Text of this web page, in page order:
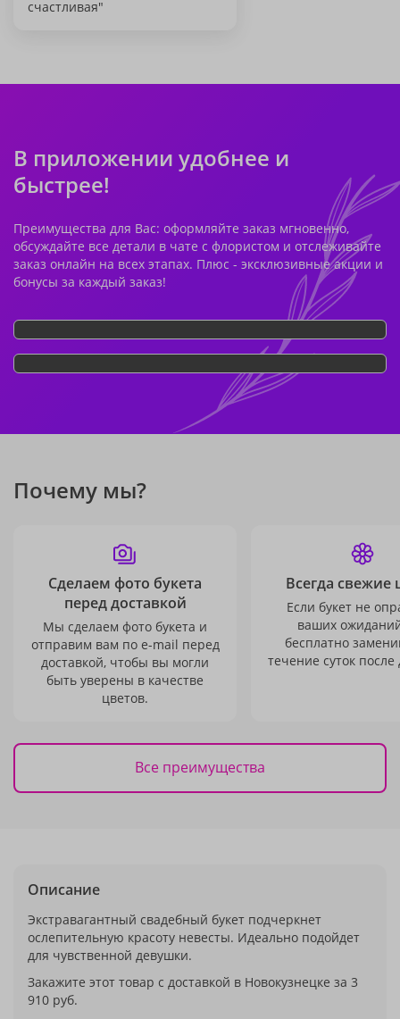
счастливая"
В приложении удобнее и
быстрее!
Преимущества для Вас: оформляйте заказ мгновенно,
обсуждайте все детали в чате с флористом и отслеживайте
заказ онлайн на всех этапах. Плюс - эксклюзивные акции и
бонусы за каждый заказ!
Почему мы?
Сделаем фото букета
перед доставкой
Мы сделаем фото букета и
отправим вам по e-mail перед
доставкой, чтобы вы могли
быть уверены в качестве
цветов.
Всегда свежие
Если букет не
ваших
бесплатно
течение суток после
Все преимущества
Описание
Экстравагантный свадебный букет подчеркнет
ослепительную красоту невесты. Идеально подойдет
для чувственной девушки.
Закажите этот товар с доставкой в Новокузнецке за 3
910 руб.